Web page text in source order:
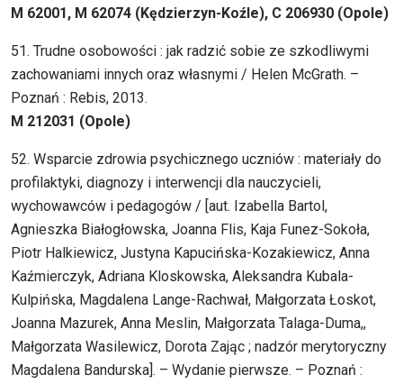
M 62001, M 62074 (Kędzierzyn-Koźle), C 206930 (Opole)
51. Trudne osobowości : jak radzić sobie ze szkodliwymi
zachowaniami innych oraz własnymi / Helen McGrath. –
Poznań : Rebis, 2013.
M 212031 (Opole)
52. Wsparcie zdrowia psychicznego uczniów : materiały do
profilaktyki, diagnozy i interwencji dla nauczycieli,
wychowawców i pedagogów / [aut. Izabella Bartol,
Agnieszka Białogłowska, Joanna Flis, Kaja Funez-Sokoła,
Piotr Halkiewicz, Justyna Kapucińska-Kozakiewicz, Anna
Kaźmierczyk, Adriana Kloskowska, Aleksandra Kubala-
Kulpińska, Magdalena Lange-Rachwał, Małgorzata Łoskot,
Joanna Mazurek, Anna Meslin, Małgorzata Talaga-Duma,,
Małgorzata Wasilewicz, Dorota Zając ; nadzór merytoryczny
Magdalena Bandurska]. – Wydanie pierwsze. – Poznań :